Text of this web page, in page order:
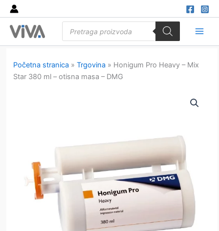
Skip
to
content
search
Početna stranica »Trgovina » Honigum Pro Heavy – Mix
Star 380 ml – otisna masa – DMG